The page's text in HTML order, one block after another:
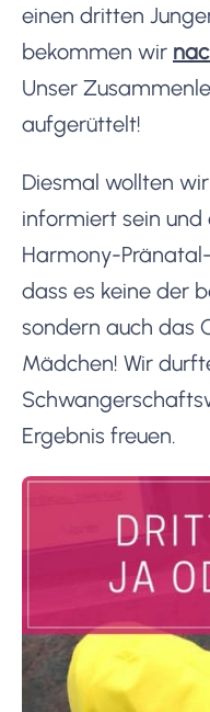
einen dritten
bekommen wir
Unser
aufgerüttelt!
Diesmal wollten
informiert sein und
Harmony-
dass es keine der
sondern auch das
Mädchen! Wir
Ergebnis freuen.